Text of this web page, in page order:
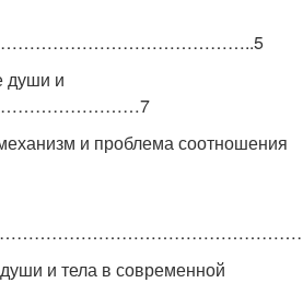
души и
и проблема соотношения
и тела в современной